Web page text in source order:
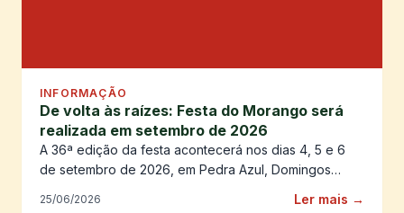
INFORMAÇÃO
De volta às raízes: Festa do Morango será
realizada em setembro de 2026
A 36ª edição da festa acontecerá nos dias 4, 5 e 6
de setembro de 2026, em Pedra Azul, Domingos
25/06/2026 Ler mais →